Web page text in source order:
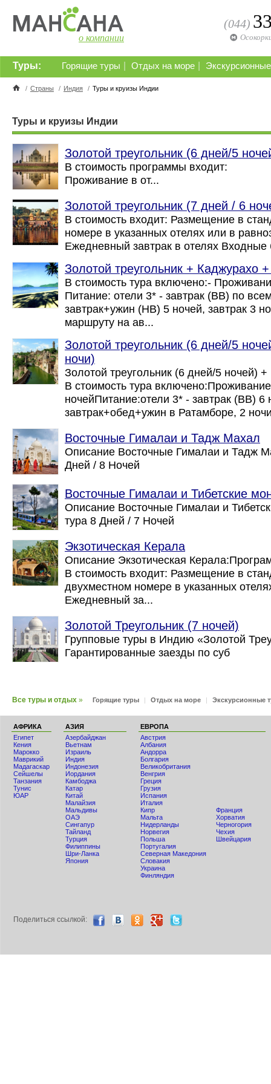
о компании
(044)
Горящие туры Отдых на море
Туры:
/ Страны / Индия / Туры и круизы Индии
Туры и круизы Индии
Золотой треугольник (6 дней/5
В стоимость
Проживание в от...
Золотой треугольник (7 дней / 6
В стоимость входит: Размещение в
номере в указанных отелях или в
Ежедневный завтрак в отелях Входные
Золотой треугольник + Каджурахо
В стоимость тура включено:-
Питание: отели 3* - завтрак (ВВ) по
завтрак+ужин (НВ) 5 ночей, завтрак 3
маршруту на ав...
Золотой треугольник (6 дней/5
ночи)
Золотой треугольник (6 дней/5 ночей)
В стоимость тура
ночейПитание:отели 3* - завтрак (ВВ) 6
завтрак+обед+ужин в Ратамборе, 2
Восточные Гималаи и Тадж Махал
Описание Восточные Гималаи и Тадж
Дней / 8 Ночей
Восточные Гималаи и Тибетские
Описание Восточные Гималаи и
тура 8 Дней / 7 Ночей
Экзотическая Керала
Описание Экзотическая
В стоимость входит: Размещение в
двухместном номере в указанных
Ежедневный за...
Золотой Треугольник (7 ночей)
Групповые туры в Индию «Золотой
Гарантированные заезды по суб
Все туры и отдых » Горящие туры | Отдых на море | Экскурсионные
АФРИКА
Египет
Кения
Мaрокко
Маврикий
Мадагаскар
Сейшелы
Танзания
Тунис
ЮАР
АЗИЯ
Азербайджан
Вьетнам
Израиль
Индия
Индонезия
Иордания
Камбоджа
Катар
Китай
Малайзия
Мальдивы
ОАЭ
Сингапур
Тайланд
Турция
Филиппины
Шри-Ланка
Япония
ЕВРОПА
Австрия
Албания
Андорра
Болгария
Великобритания
Венгрия
Греция
Грузия
Испания
Италия
Кипр
Мальта
Нидерланды
Норвегия
Польша
Португалия
Северная Македония
Словакия
Украина
Финляндия
Франция
Хорватия
Черногория
Чехия
Швейцария
Поделиться ccылкой: